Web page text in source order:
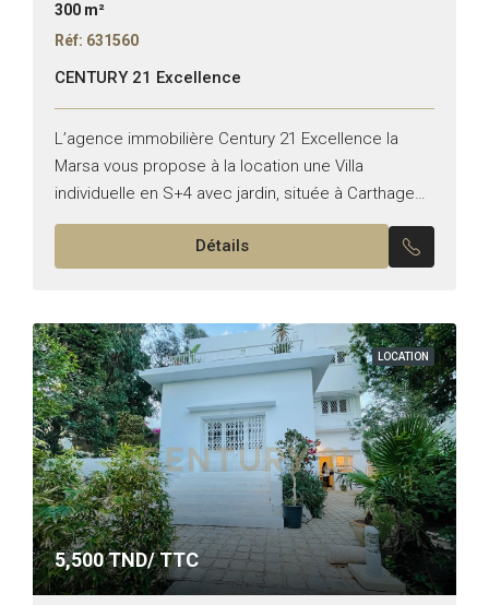
300 m²
Réf: 631560
CENTURY 21 Excellence
L’agence immobilière Century 21 Excellence la
Marsa vous propose à la location une Villa
individuelle en S+4 avec jardin, située à Carthage
Dermech. Elle se compose comme suit : *Rez-de-
Détails
LOCATION
5,500TND/ TTC